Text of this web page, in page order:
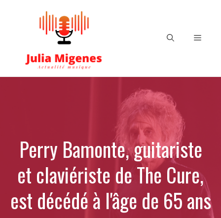
Menu
Perry Bamonte, guitariste
et claviériste de The Cure,
est décédé à l'âge de 65 ans